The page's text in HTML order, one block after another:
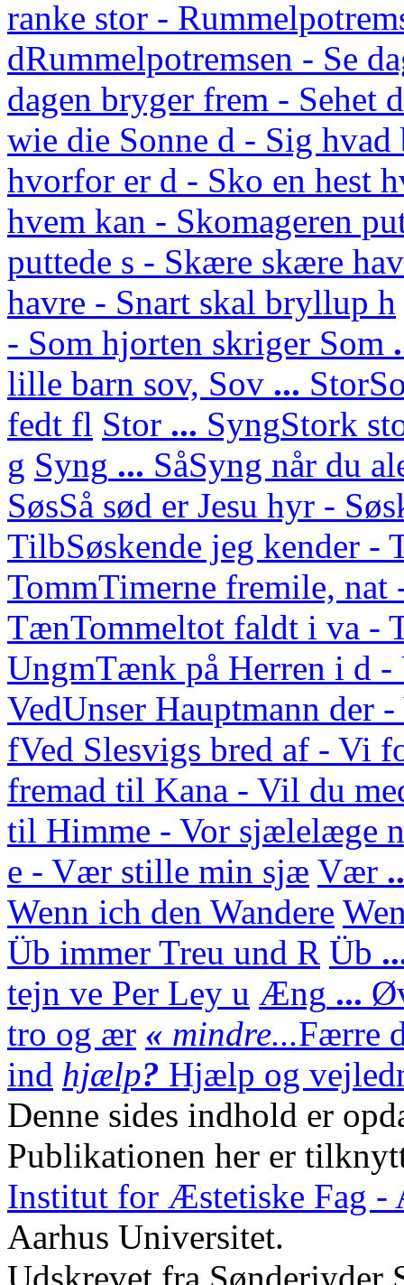
ranke stor -
dRummelpotremsen - Se
dagen bryger frem - Sehet
wie die Sonne d - Sig hvad
hvorfor er d - Sko en hest
hvem kan - Skomageren
puttede s - Skære skære
havre - Snart skal bryllup h
- Som hjorten skriger Som
lille barn sov, Sov ... Stor
fedt fl Stor ... SyngStork
g Syng ... SåSyng når du
SøsSå sød er Jesu hyr -
TilbSøskende jeg kender -
TommTimerne fremile,
TænTommeltot faldt i va -
UngmTænk på Herren i d -
VedUnser Hauptmann der
fVed Slesvigs bred af - Vi
fremad til Kana - Vil du
til Himme - Vor sjælelæge
e - Vær stille min sjæ Vær
Wenn ich den Wandere
Üb immer Treu und R Üb
tejn ve Per Ley u Æng ...
tro og ær « mindre...Færre
ind hjælp? Hjælp og
Denne sides indhold er
Publikationen her er
Institut for Æstetiske Fag -
Aarhus Universitet.
Udskrevet fra Sønderjyder